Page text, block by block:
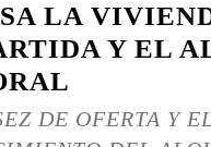
LA
Y EL
DE OFERTA Y EL